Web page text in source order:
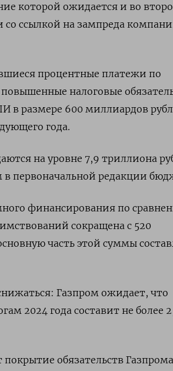
которой ожидается и во
со ссылкой на зампреда
процентные платежи по
налоговые
в размере 600 миллиардов
года.
на уровне 7,9 триллиона
первоначальной редакции
финансирования по
сокращена с 520
часть этой суммы
Газпром ожидает, что
2024 года составит не более
обязательств